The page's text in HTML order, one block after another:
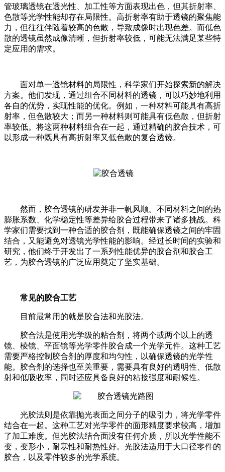
管玻璃透镜在透光性、加工性等方面表现出色，但其折射率、
色散等光学性能却存在局限性。高折射率有助于透镜的聚焦能
力，但往往伴随着较高的色散，导致成像时出现色差。而低色
散的透镜虽然成像清晰，但折射率较低，可能无法满足某些特
定应用的需求。
面对单一透镜材料的局限性，科学家们开始探索新的解决
方案。他们发现，通过组合不同材料的透镜，可以巧妙地利用
各自的优势，实现性能的优化。例如，一种材料可能具有高折
射率，但色散较大；而另一种材料则可能具有低色散，但折射
率较低。将这两种材料组合在一起，通过精确的胶合技术，可
以形成一种既具有高折射率又低色散的复合透镜。
然而，胶合透镜的研发并非一帆风顺。不同材料之间的热
膨胀系数、化学稳定性等差异给胶合过程带来了诸多挑战。科
学家们需要找到一种合适的胶合剂，既能确保透镜之间的牢固
结合，又能避免对透镜光学性能的影响。经过长时间的实验和
研究，他们终于开发出了一系列性能优异的胶合剂和胶合工
艺，为胶合透镜的广泛应用奠定了坚实基础。
常见的胶合工艺
目前最常用的就是胶合法和光胶法。
胶合法是使用光学级的粘合剂，将两个或两个以上的透
镜、棱镜、平面镜等光学零件胶合成一个光学元件。这种工艺
需要严格控制胶合剂的厚度和均匀性，以确保透镜的光学性
能。胶合剂的选择也至关重要，需要具有良好的透明性、低散
射和低吸收率，同时还应具备良好的粘接强度和耐候性。
光胶法则是依靠抛光表面之间分子的吸引力，将光学零件
结合在一起。这种工艺对光学零件的面形精度要求较高，增加
了加工难度。但光胶法结合面没有任何介质，所以光学性能不
变，变形小，耐寒性和耐热性好。光胶法适用于大口径零件的
胶合，以及零件较多的光学系统。